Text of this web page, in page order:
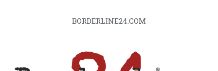
BORDERLINE24.COM